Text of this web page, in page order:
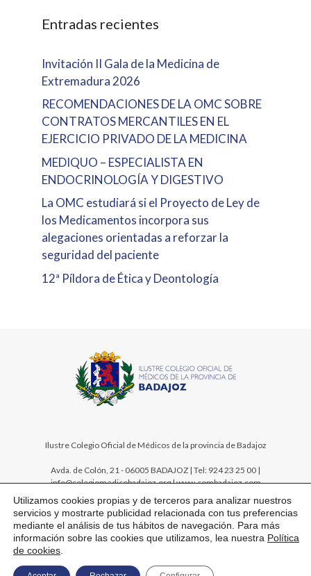
Entradas recientes
Invitación II Gala de la Medicina de
Extremadura 2026
RECOMENDACIONES DE LA OMC SOBRE
CONTRATOS MERCANTILES EN EL
EJERCICIO PRIVADO DE LA MEDICINA
MEDIQUO – ESPECIALISTA EN
ENDOCRINOLOGÍA Y DIGESTIVO
La OMC estudiará si el Proyecto de Ley de
los Medicamentos incorpora sus
alegaciones orientadas a reforzar la
seguridad del paciente
12ª Píldora de Ética y Deontología
Ilustre Colegio Oficial de Médicos de la provincia de Badajoz
Avda. de Colón, 21 - 06005 BADAJOZ | Tel: 924 23 25 00 |
info@colegiomedicobadajoz.org | www.combadajoz.com
Mapa web Aviso legal Política de privacidad
Utilizamos cookies propias y de terceros para analizar nuestros
servicios y mostrarte publicidad relacionada con tus preferencias
mediante el análisis de tus hábitos de navegación. Para más
información sobre las cookies que utilizamos, lea nuestra Política
de cookies